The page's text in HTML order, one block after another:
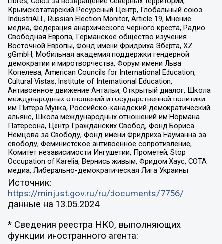
Крымскотатарский Ресурсный Центр, Глобальный союз
IndustriALL, Russian Election Monitor, Article 19, Мнение
медиа, Федерация анархического черного креста, Радио
Свободная Европа, Германское общество изучения
Восточной Европы, Фонд имени Фридриха Эберта, XZ
gGmbH, Мобильная академия поддержки гендерной
демократии и миротворчества, Форум имени Льва
Копелева, American Councils for International Education,
Cultural Vistas, Institute of International Education,
Антивоенное движение Антальи, Открытый диалог, Школа
международных отношений и государственной политики
им Питера Мунка, Российско-канадский демократический
альянс, Школа международных отношений им Нормана
Патерсона, Центр Гражданских Свобод, Фонд Бориса
Немцова за Свободу, Фонд имени Фридриха Науманна за
свободу, Феминистское антивоенное сопротивление,
Комитет независимости Ингушетии, Прометей, Stop
Occupation of Karelia, Вернись живым, Фридом Хаус, СОТА
медиа, Либерально-демократическая Лига Украины
Источник:
https://minjust.gov.ru/ru/documents/7756/
данные на 13.05.2024
* Сведения реестра НКО, выполняющих
функции иностранного агента: